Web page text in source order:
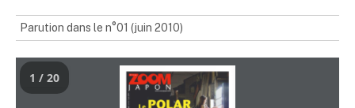
Parution dans le n°01 (juin 2010)
1 / 20